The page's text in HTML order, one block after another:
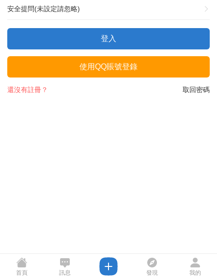
安全提問(未設定請忽略)
登入
使用QQ賬號登錄
取回密碼
還沒有註冊？
首頁 訊息 發現 我的